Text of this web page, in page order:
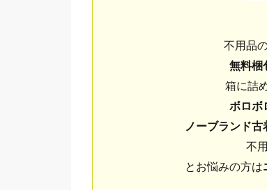
不用品
無料梱
箱に詰
ボロボ
ノーブランド古
不
とお悩みの方は